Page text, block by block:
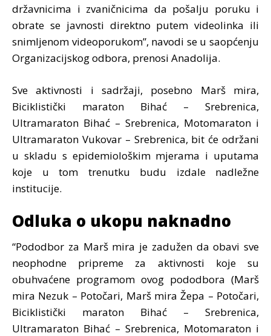
državnicima i zvaničnicima da pošalju poruku i
obrate se javnosti direktno putem videolinka ili
snimljenom videoporukom”, navodi se u saopćenju
Organizacijskog odbora, prenosi Anadolija.
Sve aktivnosti i sadržaji, posebno Marš mira,
Biciklistički maraton Bihać – Srebrenica,
Ultramaraton Bihać – Srebrenica, Motomaraton i
Ultramaraton Vukovar – Srebrenica, bit će održani
u skladu s epidemiološkim mjerama i uputama
koje u tom trenutku budu izdale nadležne
institucije.
Odluka o ukopu naknadno
“Pododbor za Marš mira je zadužen da obavi sve
neophodne pripreme za aktivnosti koje su
obuhvaćene programom ovog pododbora (Marš
mira Nezuk – Potočari, Marš mira Žepa – Potočari,
Biciklistički maraton Bihać – Srebrenica,
Ultramaraton Bihać – Srebrenica, Motomaraton i